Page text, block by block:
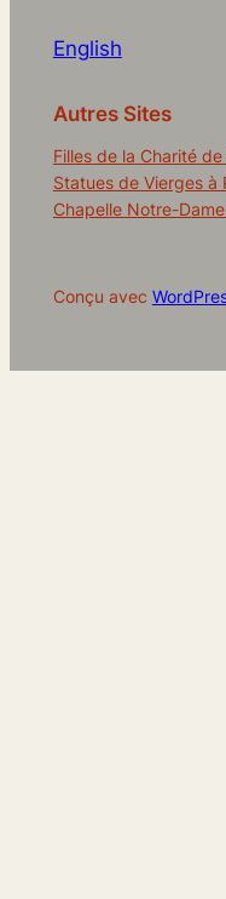
English
Autres Sites
Filles de la Charité
Statues de Vierges à
Chapelle Notre-
Conçu avec